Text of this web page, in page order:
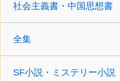
社会主義書・中国思想書
全集
SF小説・ミステリー小説